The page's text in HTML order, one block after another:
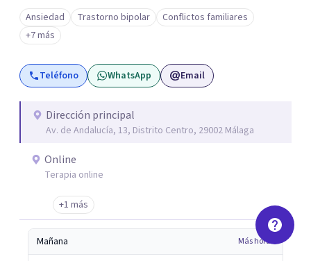
Psicología Infantil y juvenil, Terapias de pareja, Servicio
de Psicología Jurídica, Psiquiatría, Neuropsicología, y
mucho más. PsicoAbreu cuenta con un equipo de
profesionales formados en una gran variedad de técnicas
y orientaciones psicológicas: Terapia Cognitivo
analítico funcional, Terapia de aceptación y compromiso,
Terapia sistémica, Mindfulness, etc.
Ansiedad Trastorno bipolar
Conflictos familiares
+7 más
Teléfono WhatsApp Email
Dirección principal
Av. de Andalucía, 13, Distrito Centro, 29002 Málaga
Online
Terapia online
+1 más
Mañana Más horas